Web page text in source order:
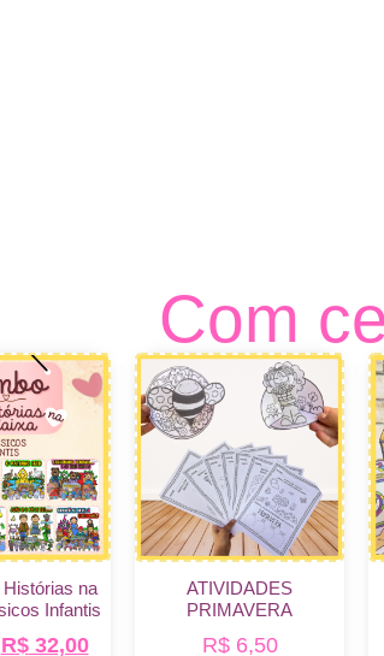
Com
na
Infantis
R$32,00
ATIVIDADES
PRIMAVERA
R$6,50